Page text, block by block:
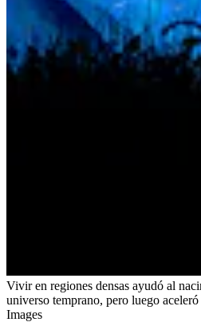
Vivir en regiones densas ayudó al
universo temprano, pero luego aceleró
Images